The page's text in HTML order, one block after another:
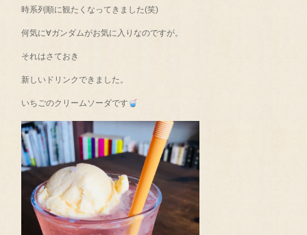
時系列順に観たくなってきました(笑)
何気に∀ガンダムがお気に入りなのですが。
それはさておき
新しいドリンクできました。
いちごのクリームソーダです